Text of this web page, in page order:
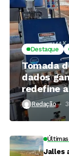
Destaque
Tomada
dados
redefine
Redação
Jalles